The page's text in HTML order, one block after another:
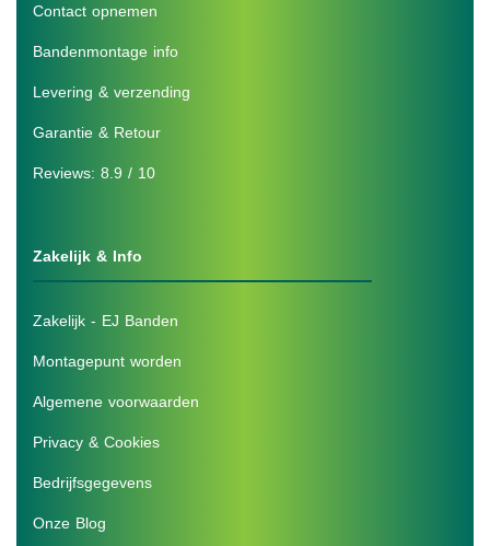
Contact opnemen
Bandenmontage info
Levering & verzending
Garantie & Retour
Reviews: 8.9 / 10
Zakelijk & Info
Zakelijk - EJ Banden
Montagepunt worden
Algemene voorwaarden
Privacy & Cookies
Bedrijfsgegevens
Onze Blog